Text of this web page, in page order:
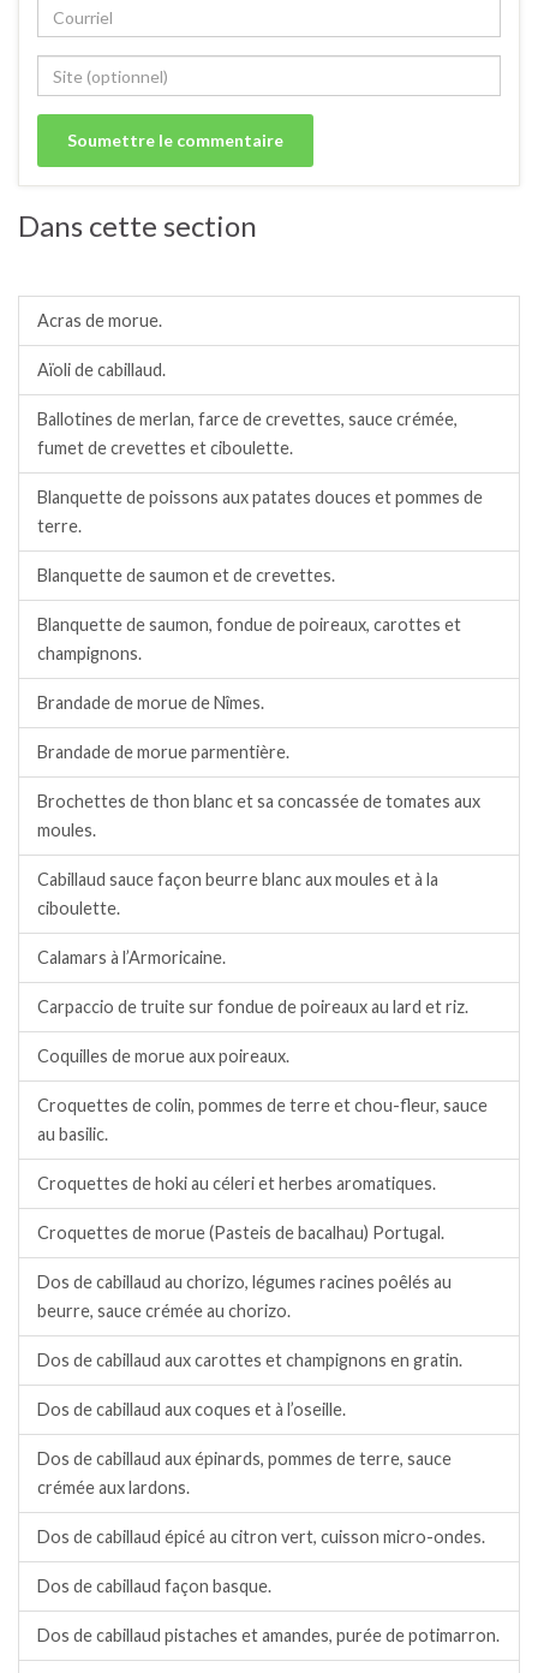
Dans cette section
Acras de morue.
Aïoli de cabillaud.
Ballotines de merlan, farce de crevettes, sauce crémée,
fumet de crevettes et ciboulette.
Blanquette de poissons aux patates douces et pommes de
terre.
Blanquette de saumon et de crevettes.
Blanquette de saumon, fondue de poireaux, carottes et
champignons.
Brandade de morue de Nîmes.
Brandade de morue parmentière.
Brochettes de thon blanc et sa concassée de tomates aux
moules.
Cabillaud sauce façon beurre blanc aux moules et à la
ciboulette.
Calamars à l’Armoricaine.
Carpaccio de truite sur fondue de poireaux au lard et riz.
Coquilles de morue aux poireaux.
Croquettes de colin, pommes de terre et chou-fleur, sauce
au basilic.
Croquettes de hoki au céleri et herbes aromatiques.
Croquettes de morue (Pasteis de bacalhau) Portugal.
Dos de cabillaud au chorizo, légumes racines poêlés au
beurre, sauce crémée au chorizo.
Dos de cabillaud aux carottes et champignons en gratin.
Dos de cabillaud aux coques et à l’oseille.
Dos de cabillaud aux épinards, pommes de terre, sauce
crémée aux lardons.
Dos de cabillaud épicé au citron vert, cuisson micro-ondes.
Dos de cabillaud façon basque.
Dos de cabillaud pistaches et amandes, purée de potimarron.